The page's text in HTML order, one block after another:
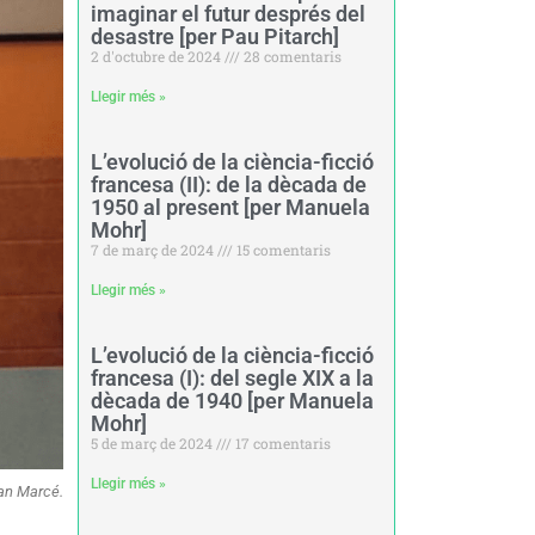
Marcé.
imaginar el futur després del
desastre [per Pau Pitarch]
2 d'octubre de 2024 28 comentaris
Llegir més »
L’evolució de la ciència-ficció
francesa (II): de la dècada de
1950 al present [per Manuela
Mohr]
7 de març de 2024 15 comentaris
Llegir més »
L’evolució de la ciència-ficció
francesa (I): del segle XIX a la
dècada de 1940 [per Manuela
Mohr]
5 de març de 2024 17 comentaris
Llegir més »